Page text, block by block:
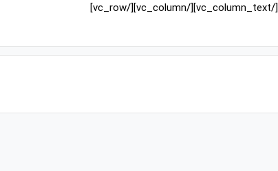
[/vc_column_text][/vc_column][/vc_row]